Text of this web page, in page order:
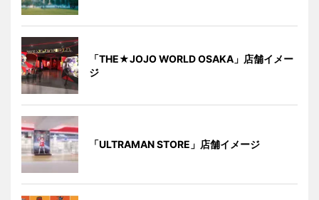
「THE★JOJO WORLD OSAKA」店舗イメー
ジ
「ULTRAMAN STORE」店舗イメージ